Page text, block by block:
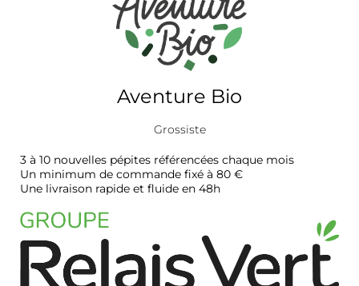
Aventure Bio
Grossiste
3 à 10 nouvelles pépites référencées chaque mois
Un minimum de commande fixé à 80 €
Une livraison rapide et fluide en 48h